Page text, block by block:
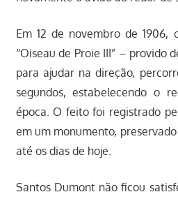
Em 12 de novembro de
“Oiseau de Proie III” – provido
para ajudar na direção,
segundos, estabelecendo o
época. O feito foi registrado
em um monumento,
até os dias de hoje.
Santos Dumont não ficou